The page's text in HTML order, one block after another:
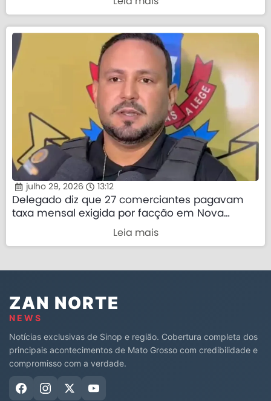
julho 29, 2026 13:12
Delegado diz que 27 comerciantes pagavam
taxa mensal exigida por facção em Nova
Leia mais
ZAN NORTE
NEWS
Notícias exclusivas de Sinop e região. Cobertura completa dos
principais acontecimentos de Mato Grosso com credibilidade e
compromisso com a verdade.